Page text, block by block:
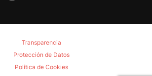
Transparencia
Protección de Datos
Política de Cookies